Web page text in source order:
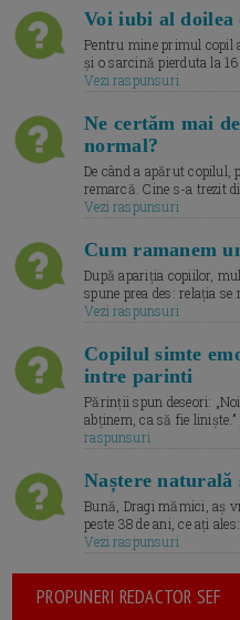
Voi iubi al
Pentru mine primul copil
și o sarcină pierduta la
Vezi raspunsuri
Ne certăm mai
normal?
De când a apărut copilul,
remarcă. Cine s-a trezit
Vezi raspunsuri
Cum ramanem
După apariția copiilor,
spune prea des: relația
Vezi raspunsuri
Copilul simte
intre parinti
Părinții spun deseori:
abținem, ca să fie
raspunsuri
Naștere naturală
Bună, Dragi mămici, aș
peste 38 de ani, ce ați
Vezi raspunsuri
PROPUNERI REDACTOR SEF